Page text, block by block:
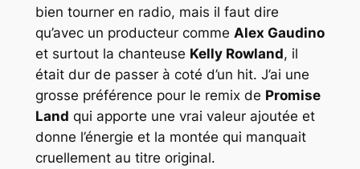
bien tourner en radio, mais il faut dire
qu’avec un producteur comme Alex Gaudino
et surtout la chanteuse Kelly Rowland, il
était dur de passer à coté d’un hit. J’ai une
grosse préférence pour le remix de Promise
Land qui apporte une vrai valeur ajoutée et
donne l’énergie et la montée qui manquait
cruellement au titre original.